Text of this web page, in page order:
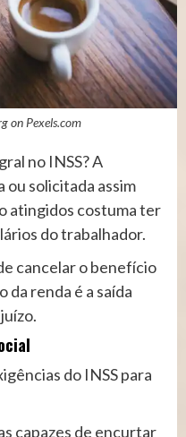
on Pexels.com
no INSS? A
ou solicitada assim
atingidos costuma ter
do trabalhador.
cancelar o benefício
da renda é a saída
do INSS para
capazes de encurtar